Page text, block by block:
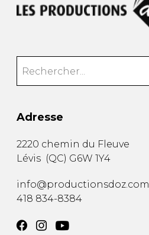
Adresse
2220 chemin du Fleuve
Lévis (QC) G6W 1Y4
info@productionsdoz.com
418 834-8384